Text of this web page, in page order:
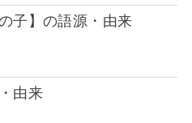
子】の語源・由来
由来